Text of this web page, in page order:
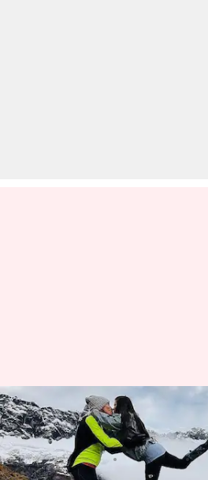
エクアドルのアン
検しよう：冒険が
著者 Keito Komeda Jun 03, 2026